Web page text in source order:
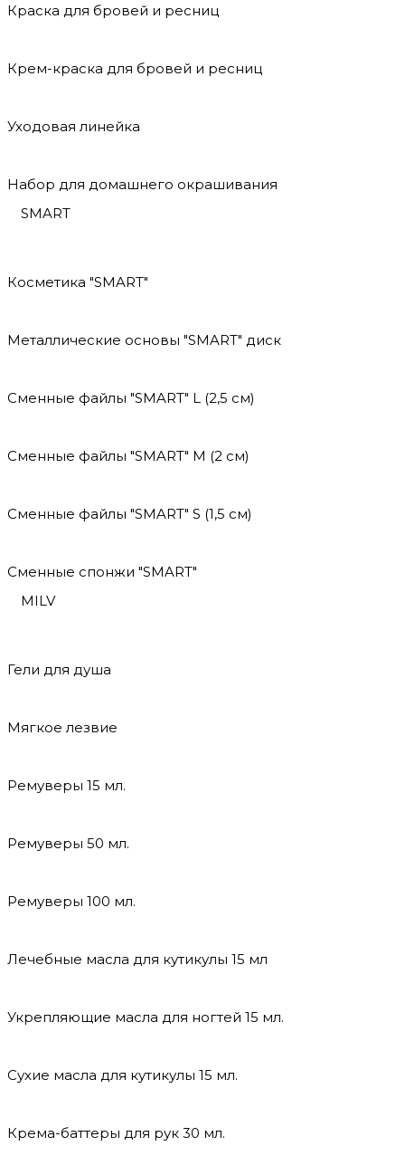
Краска для бровей и ресниц
Крем-краска для бровей и ресниц
Уходовая линейка
Набор для домашнего окрашивания
SMART
Косметика "SMART"
Металлические основы "SMART" диск
Сменные файлы "SMART" L (2,5 см)
Сменные файлы "SMART" M (2 см)
Сменные файлы "SMART" S (1,5 см)
Сменные спонжи "SMART"
MILV
Гели для душа
Мягкое лезвие
Ремуверы 15 мл.
Ремуверы 50 мл.
Ремуверы 100 мл.
Лечебные масла для кутикулы 15 мл
Укрепляющие масла для ногтей 15 мл.
Сухие масла для кутикулы 15 мл.
Крема-баттеры для рук 30 мл.